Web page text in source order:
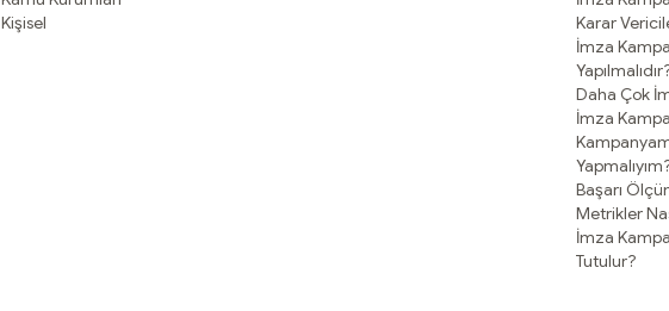
Kişisel
Karar
İmza
Daha Çok
İmza
Başarı
Metrikler
İmza
Tutulur?